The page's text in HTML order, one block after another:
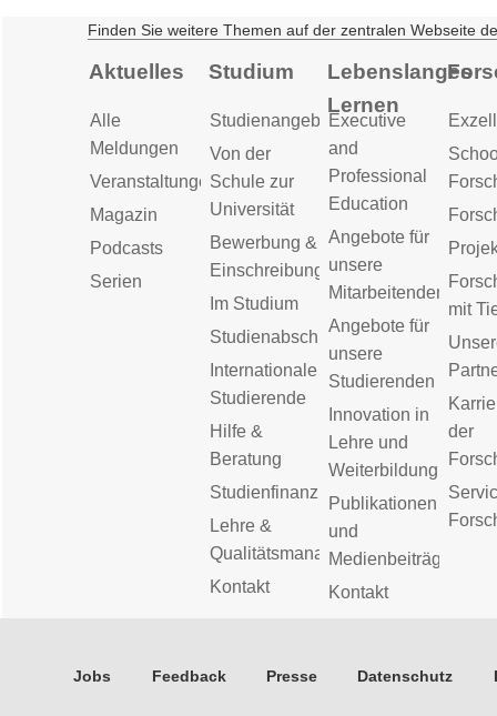
Finden Sie weitere Themen auf der zentralen Webseite
Aktuelles
Alle
Meldungen
Veranstaltungen
Magazin
Podcasts
Serien
Studium
Studienangebot
Von der
Schule zur
Universität
Bewerbung &
Einschreibung
Im Studium
Studienabschluss
Internationale
Studierende
Hilfe &
Beratung
Studienfinanzierung
Lehre &
Qualitätsmanagement
Kontakt
Lebenslanges
Lernen
Executive
and
Professional
Education
Angebote für
unsere
Mitarbeitenden
Angebote für
unsere
Studierenden
Innovation in
Lehre und
Weiterbildung
Publikationen
und
Medienbeiträge
Kontakt
mit
der
Jobs Feedback Presse Datenschutz